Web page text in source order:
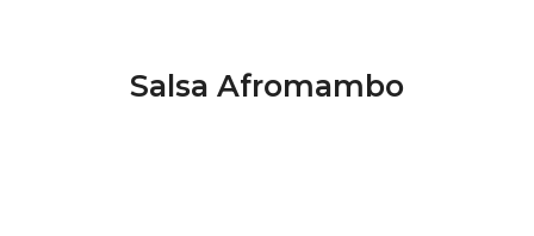
Salsa Afromambo